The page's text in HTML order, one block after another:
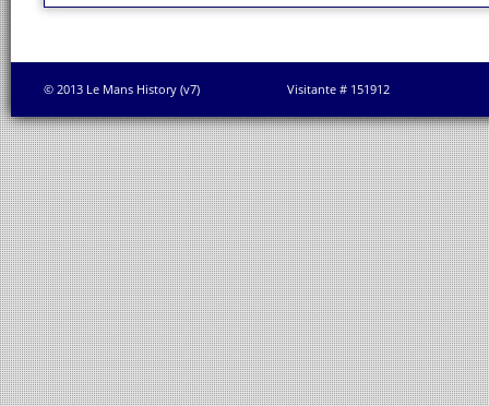
© 2013 Le Mans History (v7) Visitante # 151912